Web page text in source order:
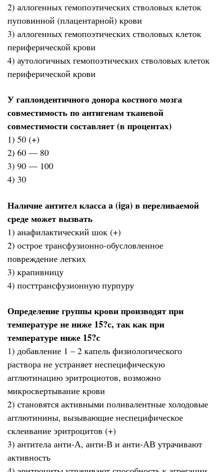
2) аллогенных гемопоэтических стволовых клеток
пуповинной (плацентарной) крови
3) аллогенных гемопоэтических стволовых клеток
периферической крови
4) аутологичных гемопоэтических стволовых клеток
периферической крови
У гаплоидентичного донора костного мозга
совместимость по антигенам тканевой
совместимости составляет (в процентах)
1) 50 (+)
2) 60 — 80
3) 90 — 100
4) 30
Наличие антител класса a (iga) в переливаемой
среде может вызвать
1) анафилактический шок (+)
2) острое трансфузионно-обусловленное
повреждение легких
3) крапивницу
4) посттрансфузионную пурпуру
Определение группы крови производят при
температуре не ниже 15?с, так как при
температуре ниже 15?с
1) добавление 1 – 2 капель физиологического
раствора не устраняет неспецифическую
агглютинацию эритроциотов, возможно
микросвертывание крови
2) становятся активными поливалентные холодовые
агглютинины, вызывающие неспецифическое
склеивание эритроцитов (+)
3) антитела анти-А, анти-В и анти-АВ утрачивают
активность